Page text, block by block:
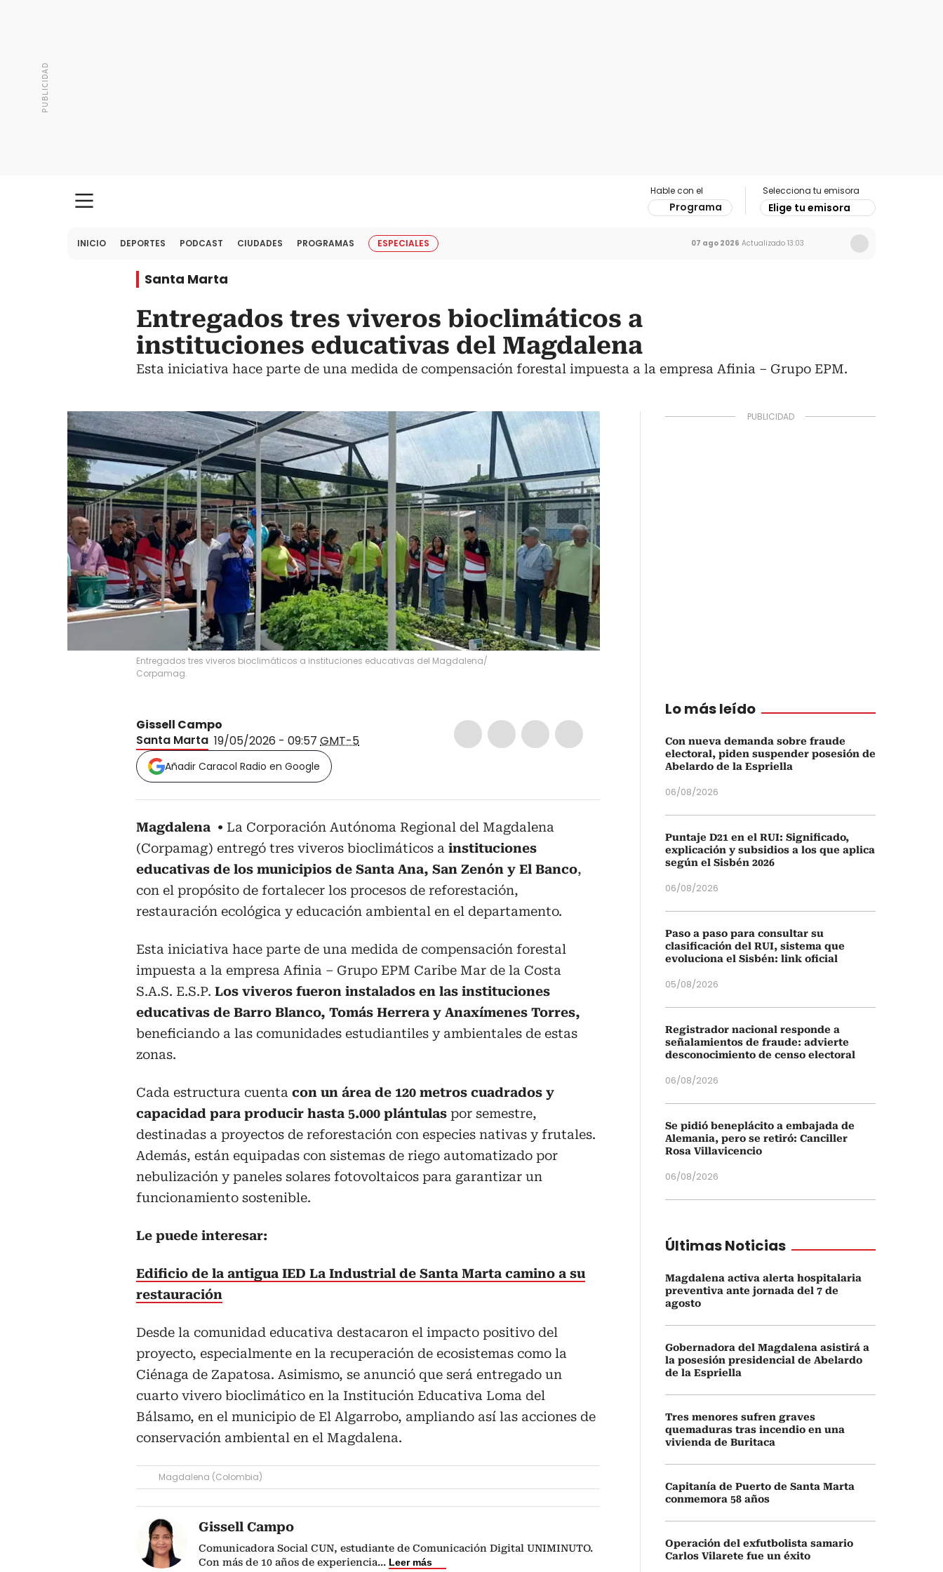
Hable con el
Programa
Selecciona tu emisora
Elige tu emisora
INICIO DEPORTES PODCAST CIUDADES PROGRAMAS ESPECIALES 07 ago 2026 Actualizado 13:03
Santa Marta
Entregados tres viveros bioclimáticos a
instituciones educativas del Magdalena
Esta iniciativa hace parte de una medida de compensación forestal impuesta a la empresa Afinia – Grupo EPM.
Entregados tres viveros bioclimáticos a instituciones educativas del Magdalena/
Corpamag.
Gissell Campo
Santa Marta 19/05/2026 - 09:57 GMT-5
Añadir Caracol Radio en Google
Magdalena
La Corporación Autónoma Regional del Magdalena
(Corpamag) entregó tres viveros bioclimáticos a instituciones
educativas de los municipios de Santa Ana, San Zenón y El Banco,
con el propósito de fortalecer los procesos de reforestación,
restauración ecológica y educación ambiental en el departamento.
Esta iniciativa hace parte de una medida de compensación forestal
impuesta a la empresa Afinia – Grupo EPM Caribe Mar de la Costa
S.A.S. E.S.P. Los viveros fueron instalados en las instituciones
educativas de Barro Blanco, Tomás Herrera y Anaxímenes Torres,
beneficiando a las comunidades estudiantiles y ambientales de estas
zonas.
Cada estructura cuenta con un área de 120 metros cuadrados y
capacidad para producir hasta 5.000 plántulas por semestre,
destinadas a proyectos de reforestación con especies nativas y frutales.
Además, están equipadas con sistemas de riego automatizado por
nebulización y paneles solares fotovoltaicos para garantizar un
funcionamiento sostenible.
Le puede interesar:
Edificio de la antigua IED La Industrial de Santa Marta camino a su
restauración
Desde la comunidad educativa destacaron el impacto positivo del
proyecto, especialmente en la recuperación de ecosistemas como la
Ciénaga de Zapatosa. Asimismo, se anunció que será entregado un
cuarto vivero bioclimático en la Institución Educativa Loma del
Bálsamo, en el municipio de El Algarrobo, ampliando así las acciones de
conservación ambiental en el Magdalena.
Magdalena (Colombia)
Gissell Campo
Comunicadora Social CUN, estudiante de Comunicación Digital UNIMINUTO.
Con más de 10 años de experiencia... Leer más
Lo más leído
Con nueva demanda sobre fraude
electoral, piden suspender posesión de
Abelardo de la Espriella
06/08/2026
Puntaje D21 en el RUI: Significado,
explicación y subsidios a los que aplica
según el Sisbén 2026
06/08/2026
Paso a paso para consultar su
clasificación del RUI, sistema que
evoluciona el Sisbén: link oficial
05/08/2026
Registrador nacional responde a
señalamientos de fraude: advierte
desconocimiento de censo electoral
06/08/2026
Se pidió beneplácito a embajada de
Alemania, pero se retiró: Canciller
Rosa Villavicencio
06/08/2026
Últimas Noticias
Magdalena activa alerta hospitalaria
preventiva ante jornada del 7 de
agosto
Gobernadora del Magdalena asistirá a
la posesión presidencial de Abelardo
de la Espriella
Tres menores sufren graves
quemaduras tras incendio en una
vivienda de Buritaca
Capitanía de Puerto de Santa Marta
conmemora 58 años
Operación del exfutbolista samario
Carlos Vilarete fue un éxito